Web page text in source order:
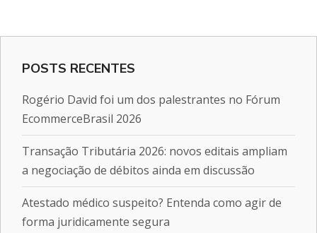
POSTS RECENTES
Rogério David foi um dos palestrantes no Fórum
EcommerceBrasil 2026
Transação Tributária 2026: novos editais ampliam
a negociação de débitos ainda em discussão
Atestado médico suspeito? Entenda como agir de
forma juridicamente segura